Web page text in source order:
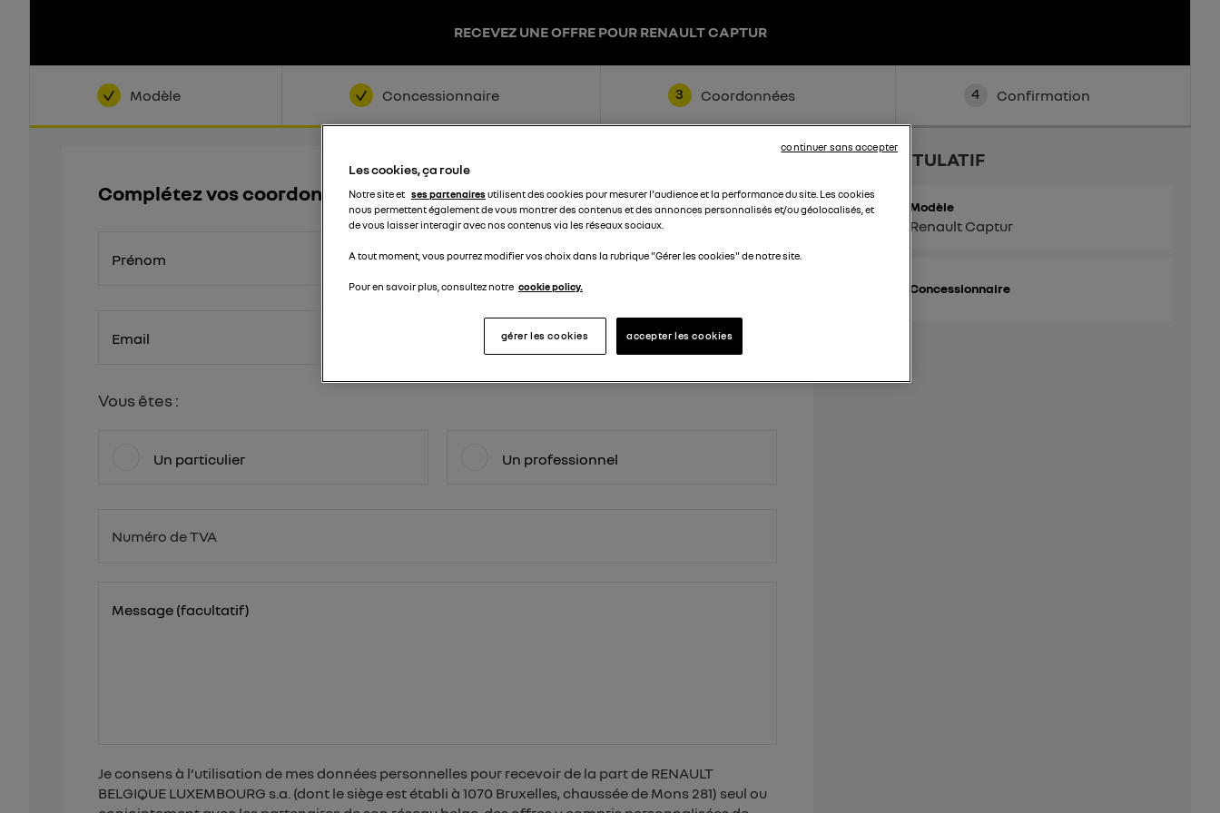
RECEVEZ UNE OFFRE POUR RENAULT CAPTUR
Modèle Concessionnaire 3 Coordonnées 4 Confirmation
Complétez vos coordonnées
Prénom Nom
Email Téléphone
Vous êtes :
Un particulier Un professionnel
Numéro de TVA
BE
Message (facultatif)
Je consens à l’utilisation de mes données personnelles pour recevoir de la part de RENAULT
BELGIQUE LUXEMBOURG s.a. (dont le siège est établi à 1070 Bruxelles, chaussée de Mons 281) seul ou
RÉCAPITULATIF
Modèle
Renault Captur
Concessionnaire
Les cookies, ça roule
Notre site et ses partenairesutilisent des cookies pour mesurer l'audience et la performance du site. Les cookies
nous permettent également de vous montrer des contenus et des annonces personnalisés et/ou géolocalisés, et
de vous laisser interagir avec nos contenus via les réseaux sociaux.
A tout moment, vous pourrez modifier vos choix dans la rubrique "Gérer les cookies" de notre site.
Pour en savoir plus, consultez notre cookie policy.
accepter les cookies
gérer les cookies
continuer sans accepter